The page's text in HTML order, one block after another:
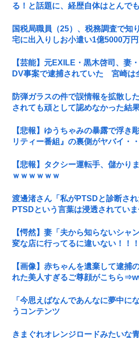
る！と話題に、経歴自体はとんで
国税局職員（25）、税務調査で知
宅に出入りしお小遣い1億5000万
【芸能】元EXILE・黒木啓司、妻
DV事案で逮捕されていた 宮崎は
防弾ガラスの件で誤情報を拡散し
されても頑として認めなかった
【悲報】ゆうちゃみの暴露で浮き
リティー番組』の裏側がヤバイ・
【悲報】タクシー運転手、儲かり
ｗｗｗｗｗｗ
渡邊渚さん「私がPTSDと診断さ
PTSDという言葉は浸透されてい
【愕然】妻「夫から知らないシャ
変な店に行ってるに違いない！！
【画像】赤ちゃんを遺棄して逮捕
れた美人すぎるご尊顔がこちら
「今思えばなんであんなに夢中に
うコンテンツ
きまぐれオレンジロードみたいな